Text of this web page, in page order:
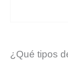
¿Qué tipos